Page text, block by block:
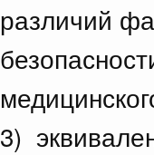
различий
3)